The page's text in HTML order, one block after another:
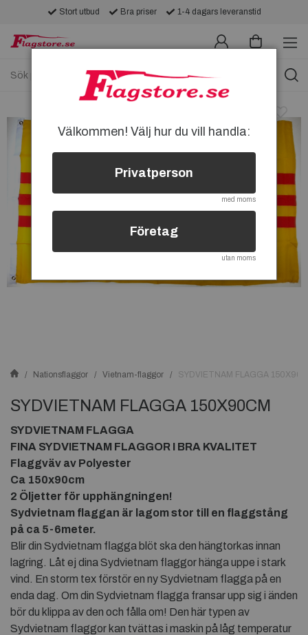
Stort utbud Bra priser 1-4 dagars leveranstid
Nationsflaggor Vietnam-flaggor SYDVIETNAM FLAGGA
SYDVIETNAM FLAGGA 150X90CM
SYDVIETNAM FLAGGA
FINA SYDVIETNAM FLAGGOR I BRA KVALITET
Flaggväv av Polyester
Ca 150x90cm
2 Öljetter för upphängningen!
Sydvietnam flaggan är lagom stor till en flaggstång
på ca 5-6meter.
Blir din Sydvietnam flagga blöt ska den hängtorkas innan
lagring. Låt ej dina Sydvietnam flaggor hänga uppe i stark
vind. En storm tex förstör en ny Sydvietnam flagga på en
enda dag. Om din Sydvietnam flagga fransar upp sig i änden
bör du klippa av den och fålla om! Den här typen av
Sydvietnam flaggor kan tvättas i maskin på låg temperatur
Välkommen! Välj hur du vill handla:
Privatperson
med moms
Företag
utan moms